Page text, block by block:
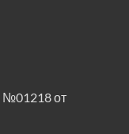
№01218 от